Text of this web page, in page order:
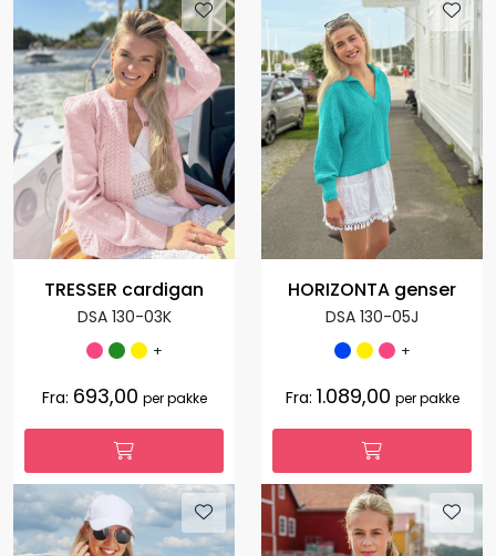
TRESSER cardigan
DSA 130-03K
+
Fra: 693,00 per pakke
HORIZONTA genser
DSA 130-05J
+
Fra: 1.089,00 per pakke